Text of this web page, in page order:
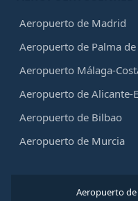
Aeropuerto de Madrid
Aeropuerto de Palma
Aeropuerto Málaga-
Aeropuerto de Alicante-
Aeropuerto de Bilbao
Aeropuerto de Murcia
Aeropuerto